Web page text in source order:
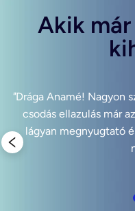
Akik
"Drága Anamé! Nagyon
csodás ellazulás már
lágyan megnyugtató